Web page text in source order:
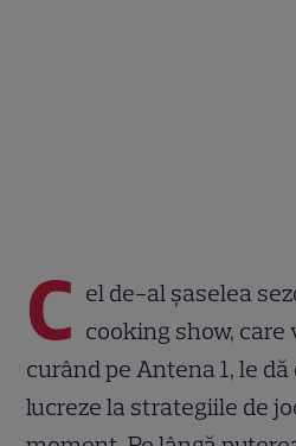
C el de-al șaselea
cooking show, care
curând pe Antena 1, le
lucreze la strategiile de